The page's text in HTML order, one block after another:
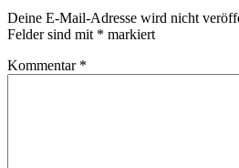
Deine E-Mail-Adresse wird nicht
Felder sind mit * markiert
Kommentar *